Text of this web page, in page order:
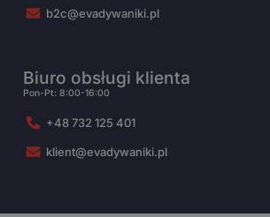
b2c@evadywaniki.pl
Biuro obsługi klienta
Pon-Pt: 8:00-16:00
+48 732 125 401
klient@evadywaniki.pl